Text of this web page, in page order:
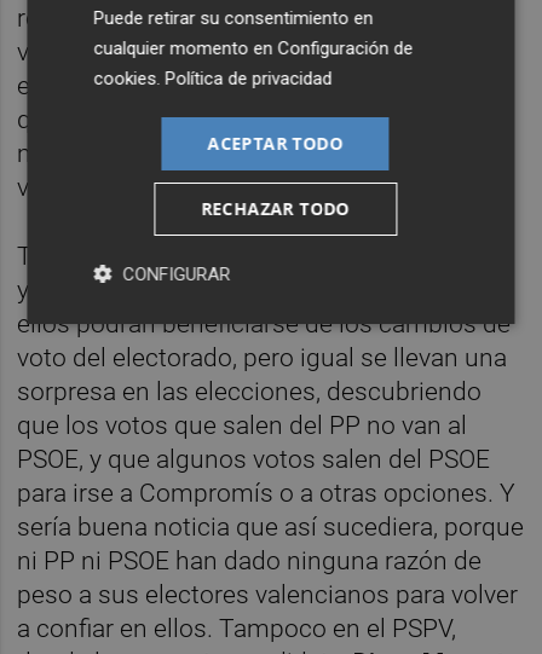
remoto de otro continente. Sánchez ha
visitado más veces Ucrania que Valencia, a
efectos prácticos, a pesar de que Valencia
queda a menos de dos horas en AVE y
menos aún en avión. Es algo que los
valencianos no olvidarán.
Tal vez crean en el PSOE que, como a Mazón
y al PP la crisis les afecta más directamente,
ellos podrán beneficiarse de los cambios de
voto del electorado, pero igual se llevan una
sorpresa en las elecciones, descubriendo
que los votos que salen del PP no van al
PSOE, y que algunos votos salen del PSOE
para irse a Compromís o a otras opciones. Y
sería buena noticia que así sucediera, porque
ni PP ni PSOE han dado ninguna razón de
peso a sus electores valencianos para volver
a confiar en ellos. Tampoco en el PSPV,
Puede retirar su consentimiento en
cualquier momento enConfiguración de
cookies.Política de privacidad
ACEPTAR TODO
RECHAZAR TODO
CONFIGURAR